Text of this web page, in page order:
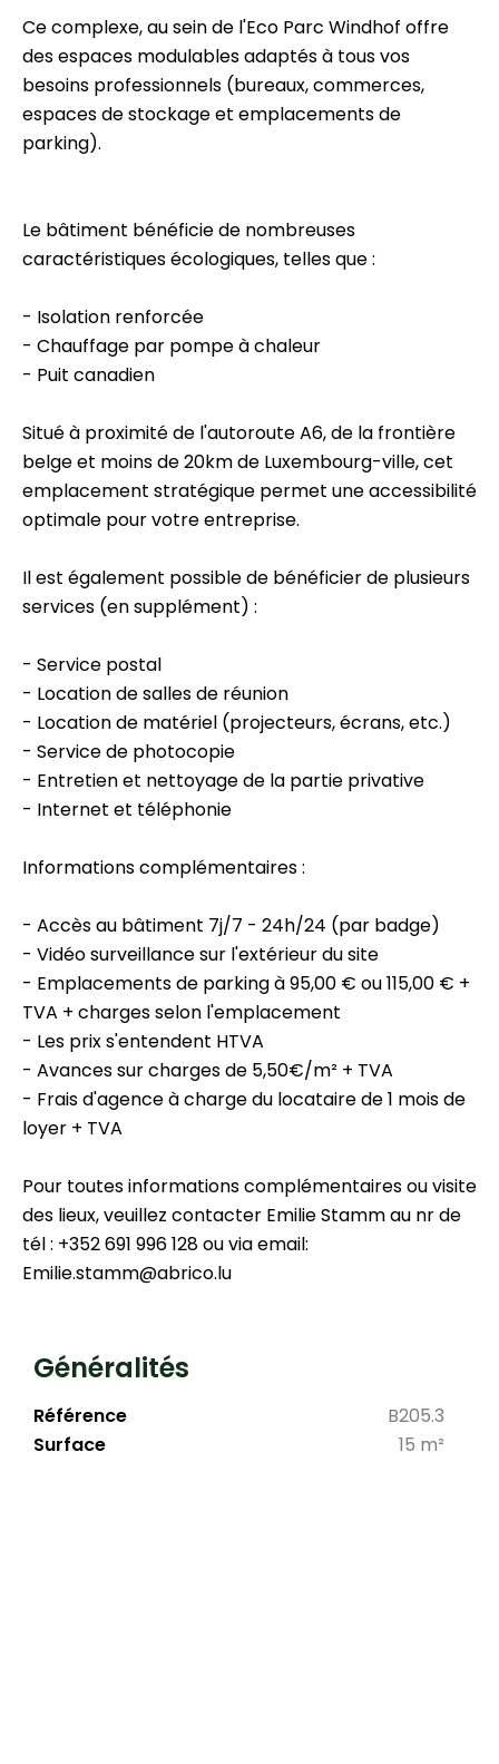
Ce complexe, au sein de l'Eco Parc Windhof offre
des espaces modulables adaptés à tous vos
besoins professionnels (bureaux, commerces,
espaces de stockage et emplacements de
parking).
Le bâtiment bénéficie de nombreuses
caractéristiques écologiques, telles que :
- Isolation renforcée
- Chauffage par pompe à chaleur
- Puit canadien
Situé à proximité de l'autoroute A6, de la frontière
belge et moins de 20km de Luxembourg-ville, cet
emplacement stratégique permet une accessibilité
optimale pour votre entreprise.
Il est également possible de bénéficier de plusieurs
services (en supplément) :
- Service postal
- Location de salles de réunion
- Location de matériel (projecteurs, écrans, etc.)
- Service de photocopie
- Entretien et nettoyage de la partie privative
- Internet et téléphonie
Informations complémentaires :
- Accès au bâtiment 7j/7 - 24h/24 (par badge)
- Vidéo surveillance sur l'extérieur du site
- Emplacements de parking à 95,00 € ou 115,00 € +
TVA + charges selon l'emplacement
- Les prix s'entendent HTVA
- Avances sur charges de 5,50€/m² + TVA
- Frais d'agence à charge du locataire de 1 mois de
loyer + TVA
Pour toutes informations complémentaires ou visite
des lieux, veuillez contacter Emilie Stamm au nr de
tél : +352 691 996 128 ou via email:
Emilie.stamm@abrico.lu
Généralités
Référence
B205.3
Surface
15 m²